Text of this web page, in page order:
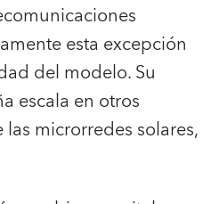
esta excepción
del modelo. Su
escala en otros
microrredes solares,